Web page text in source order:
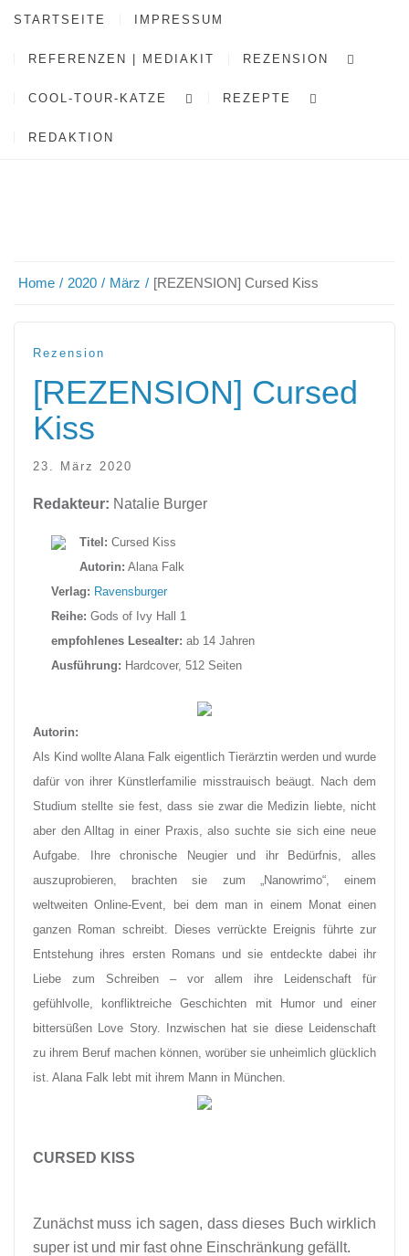
STARTSEITE IMPRESSUM
REFERENZEN | MEDIAKIT REZENSION
COOL-TOUR-KATZE REZEPTE
REDAKTION
Home 2020 März [REZENSION] Cursed Kiss
Rezension
[REZENSION] Cursed
Kiss
23. März 2020
Redakteur: Natalie Burger
Titel: Cursed Kiss
Autorin: Alana Falk
Verlag: Ravensburger
Reihe: Gods of Ivy Hall 1
empfohlenes Lesealter: ab 14 Jahren
Ausführung: Hardcover, 512 Seiten
Autorin:
Als Kind wollte Alana Falk eigentlich Tierärztin werden und wurde
dafür von ihrer Künstlerfamilie misstrauisch beäugt. Nach dem
Studium stellte sie fest, dass sie zwar die Medizin liebte, nicht
aber den Alltag in einer Praxis, also suchte sie sich eine neue
Aufgabe. Ihre chronische Neugier und ihr Bedürfnis, alles
auszuprobieren, brachten sie zum „Nanowrimo“, einem
weltweiten Online-Event, bei dem man in einem Monat einen
ganzen Roman schreibt. Dieses verrückte Ereignis führte zur
Entstehung ihres ersten Romans und sie entdeckte dabei ihr
Liebe zum Schreiben – vor allem ihre Leidenschaft für
gefühlvolle, konfliktreiche Geschichten mit Humor und einer
bittersüßen Love Story. Inzwischen hat sie diese Leidenschaft
zu ihrem Beruf machen können, worüber sie unheimlich glücklich
ist. Alana Falk lebt mit ihrem Mann in München.
CURSED KISS
Zunächst muss ich sagen, dass dieses Buch wirklich
super ist und mir fast ohne Einschränkung gefällt.